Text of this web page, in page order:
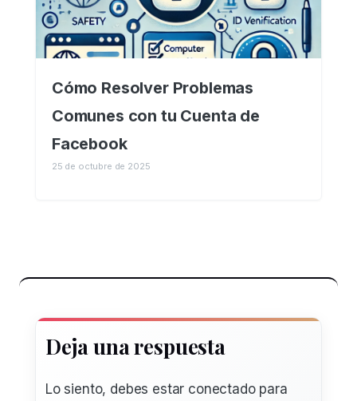
Cómo Resolver Problemas
Comunes con tu Cuenta de
Facebook
25 de octubre de 2025
Deja una respuesta
Lo siento, debes estar conectadopara